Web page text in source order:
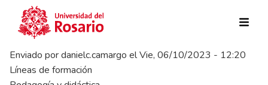
Pasar al contenido principal
Enviado pordanielc.camargo elVie, 06/10/2023 - 12:20
Líneas de formación